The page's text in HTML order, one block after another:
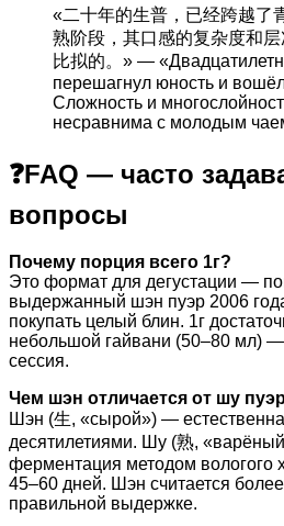
«二十年的生普，已经跨越了
熟阶段，其口感的复杂度和
比拟的。» —
перешагнул юность и вошёл
Сложность и
несравнима с молодым
❓FAQ — часто
вопросы
Почему порция всего 1г?
Это формат для дегустации —
выдержанный шэн пуэр 2006
покупать целый блин. 1г
небольшой гайвани (50–80 мл)
сессия.
Чем шэн отличается от шу
Шэн (生, «сырой») —
десятилетиями. Шу (熟,
ферментация методом вологого
45–60 дней. Шэн считается
правильной выдержке.